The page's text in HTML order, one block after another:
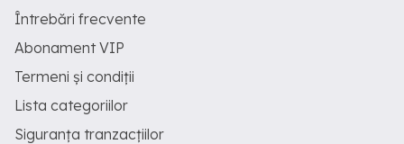
Întrebări frecvente
Abonament VIP
Termeni și condiții
Lista categoriilor
Siguranța tranzacțiilor